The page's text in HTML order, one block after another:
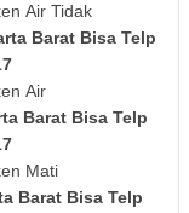
Air Tidak
Barat Bisa Telp
Air
Barat Bisa Telp
Mati
Barat Bisa Telp